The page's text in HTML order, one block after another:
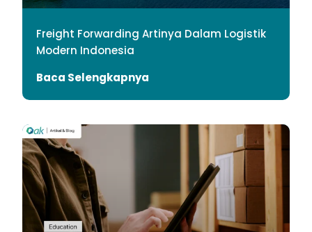
Freight Forwarding Artinya Dalam Logistik
Modern Indonesia
Baca Selengkapnya